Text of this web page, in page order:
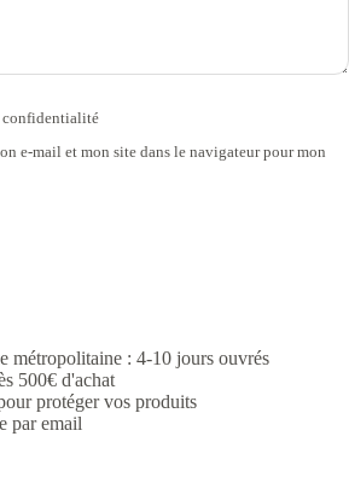
e-mail et mon site dans le navigateur pour mon
métropolitaine : 4-10 jours ouvrés
500€ d'achat
protéger vos produits
par email